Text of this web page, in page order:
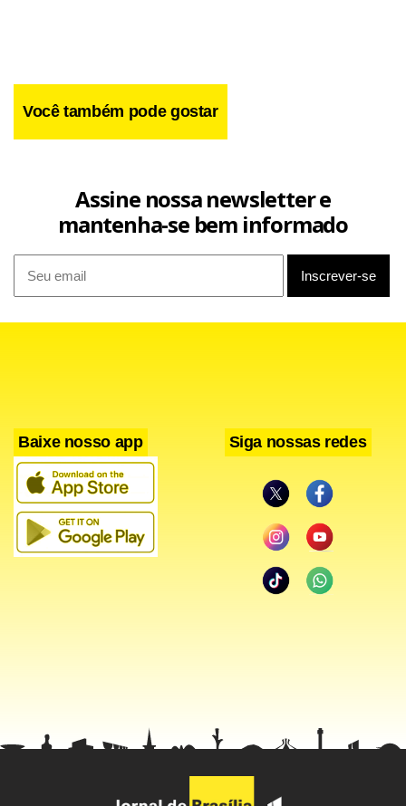
portas e quebraram janelas para conter as chamas com
sintomas de intoxicação. Ao chegarem ao local, os
bombeiros verificaram que o incêndio havia sido
controlado e quebraram mais janelas a fim de dissipar a
Você também pode gostar
Assine nossa newsletter e
mantenha-se bem informado
Baixe nosso app Siga nossas redes